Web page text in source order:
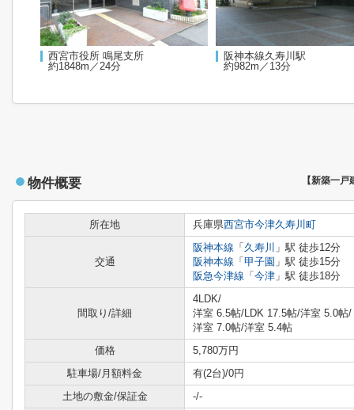
西宮市役所 鳴尾支所
約1848m／24分
阪神本線久寿川駅
約982m／13分
物件概要 【新築一戸
所在地 兵庫県西宮市今津久寿川町
交通
阪神本線 「 久寿川 」駅 徒歩12分
阪神本線 「 甲子園 」駅 徒歩15分
阪急今津線 「 今津 」駅 徒歩18分
間取り/詳細
4LDK/
洋室 6.5帖/LDK 17.5帖/洋室 5.0帖/
洋室 7.0帖/洋室 5.4帖
価格
5,780万円
駐車場/月額料金
有(2台)/0円
土地の敷金/保証金
-/-